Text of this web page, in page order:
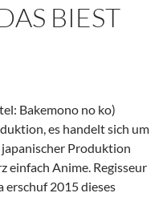
BIEST
Bakemono no ko)
es handelt sich um
Produktion
einfach Anime. Regisseur
2015 dieses